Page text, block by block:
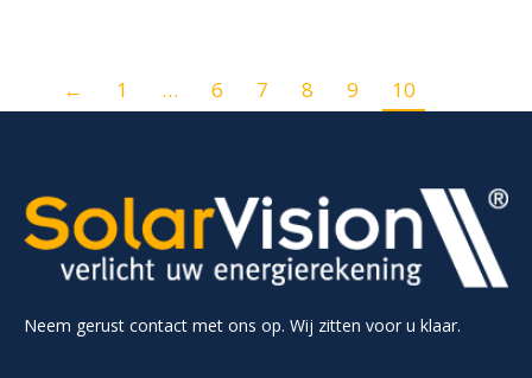
← 1 … 6 7 8 9 10
Neem gerust contact met ons op. Wij zitten voor u klaar.